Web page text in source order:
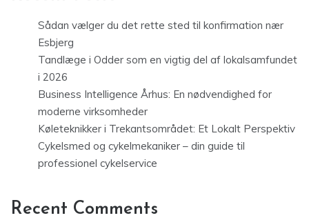
Sådan vælger du det rette sted til konfirmation nær
Esbjerg
Tandlæge i Odder som en vigtig del af lokalsamfundet
i 2026
Business Intelligence Århus: En nødvendighed for
moderne virksomheder
Køleteknikker i Trekantsområdet: Et Lokalt Perspektiv
Cykelsmed og cykelmekaniker – din guide til
professionel cykelservice
Recent Comments